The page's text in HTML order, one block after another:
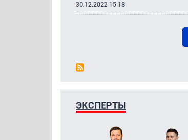
30.12.2022 15:18
ЭКСПЕРТЫ